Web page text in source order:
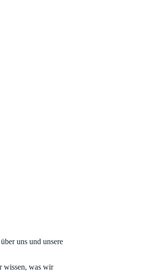
uns und unsere
wissen, was wir